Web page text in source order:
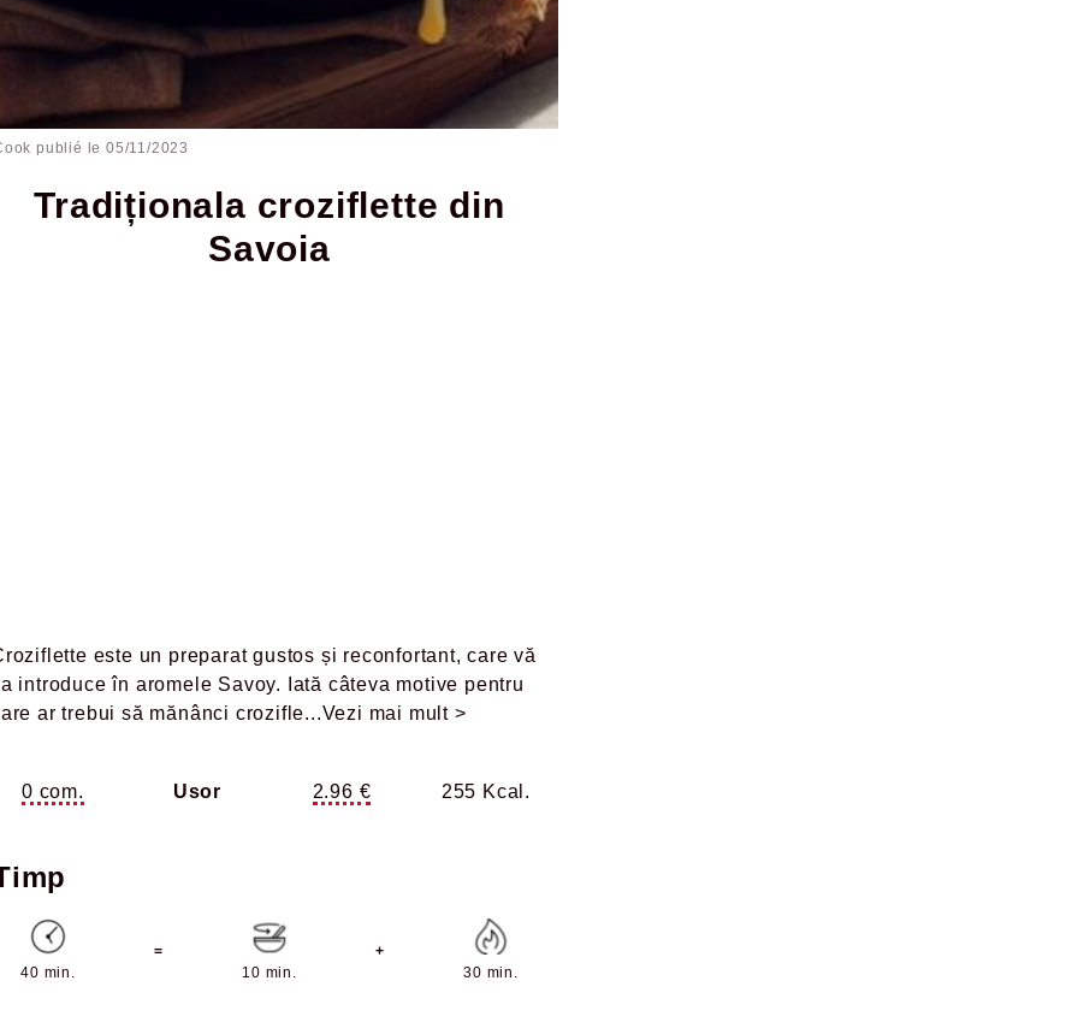
publié le05/11/2023
Tradiționala croziflette din
Savoia
este un preparat gustos și reconfortant, care vă
introduce în aromele Savoy. Iată câteva motive pentru
ar trebui să mănânci crozifle...Vezi mai mult >
0 com. Usor 2.96 € 255 Kcal.
Timp
40 min.
=
10 min.
+
30 min.